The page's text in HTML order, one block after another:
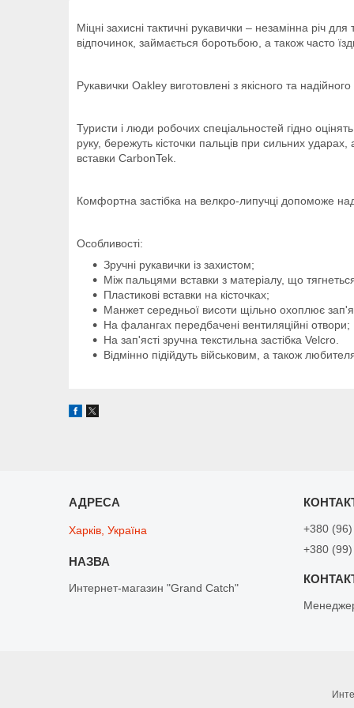
Міцні захисні тактичні рукавички – незамінна річ
відпочинок, займається боротьбою, а також часто
Рукавички Oakley виготовлені з якісного та
Туристи і люди робочих спеціальностей гідно
руку, бережуть кісточки пальців при сильних
вставки CarbonTek.
Комфортна застібка на велкро-липучці допоможе
Особливості:
Зручні рукавички із захистом;
Між пальцями вставки з матеріалу, що
Пластикові вставки на кісточках;
Манжет середньої висоти щільно охоплює
На фалангах передбачені вентиляційні отвори;
На зап'ясті зручна текстильна застібка Velcro.
Відмінно підійдуть військовим, а також
Харків, Україна
Интернет-магазин "Grand Catch"
+380
+380